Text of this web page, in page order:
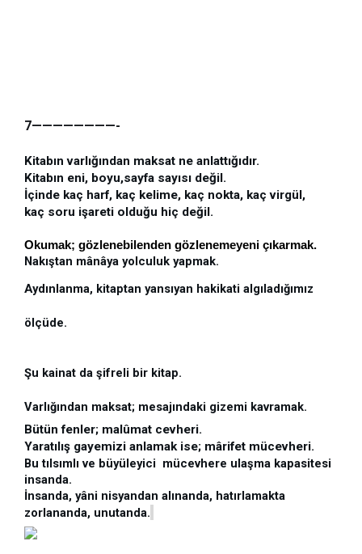
7————————-
Kitabın varlığından maksat ne anlattığıdır.
Kitabın eni, boyu,sayfa sayısı değil.
İçinde kaç harf, kaç kelime, kaç nokta, kaç virgül,
kaç soru işareti olduğu hiç değil.
Okumak; gözlenebilenden gözlenemeyeni çıkarmak.
Nakıştan mânâya yolculuk yapmak.
Aydınlanma, kitaptan yansıyan hakikati algıladığımız
ölçüde.
Şu kainat da şifreli bir kitap.
Varlığından maksat; mesajındaki gizemi kavramak.
Bütün fenler; malûmat cevheri.
Yaratılış gayemizi anlamak ise; mârifet mücevheri.
Bu tılsımlı ve büyüleyici  mücevhere ulaşma kapasitesi
insanda.
İnsanda, yâni nisyandan alınanda, hatırlamakta
zorlananda, unutanda.